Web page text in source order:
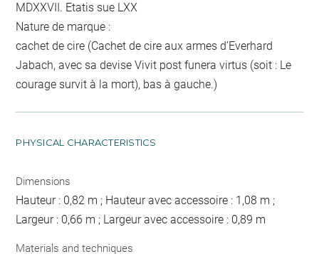
MDXXVII. Etatis sue LXX
Nature de marque :
cachet de cire (Cachet de cire aux armes d’Everhard
Jabach, avec sa devise Vivit post funera virtus (soit : Le
courage survit à la mort), bas à gauche.)
PHYSICAL CHARACTERISTICS
Dimensions
Hauteur : 0,82 m ; Hauteur avec accessoire : 1,08 m ;
Largeur : 0,66 m ; Largeur avec accessoire : 0,89 m
Materials and techniques